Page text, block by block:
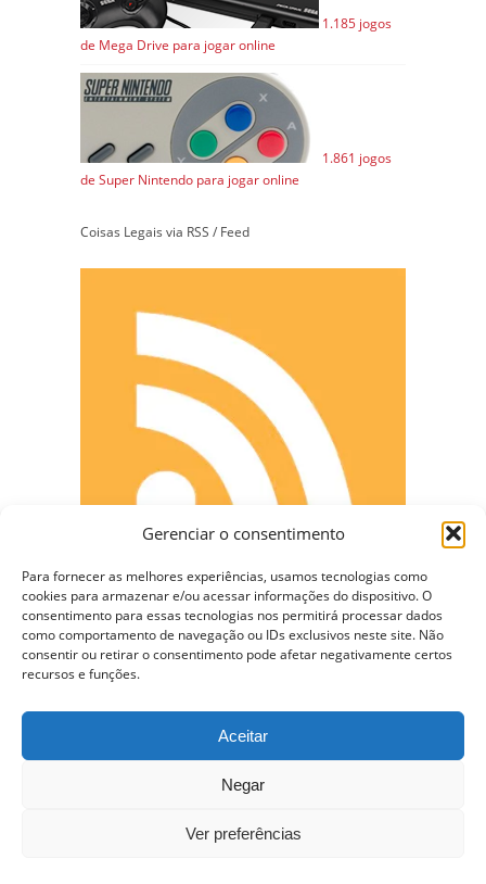
Gerenciar o consentimento
Para fornecer as melhores experiências, usamos tecnologias como
cookies para armazenar e/ou acessar informações do dispositivo. O
consentimento para essas tecnologias nos permitirá processar dados
como comportamento de navegação ou IDs exclusivos neste site. Não
consentir ou retirar o consentimento pode afetar negativamente certos
recursos e funções.
Aceitar
Negar
Ver preferências
1.185 jogos
de Mega Drive para jogar online
1.861 jogos
de Super Nintendo para jogar online
Coisas Legais via RSS / Feed
CONECTE-SE
Copyright © 2009 - 2023 Somente Coisas Legais.
Nossa Hospedagem WordPress VPS de $10 dólares –